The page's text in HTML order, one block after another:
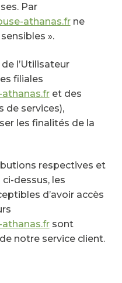
Par
athanas.frne
».
l’Utilisateur
filiales
et des
de services),
les finalités de la
respectives et
dessus, les
d’avoir accès
sont
notre service client.